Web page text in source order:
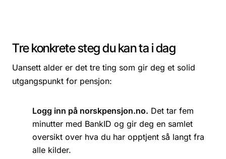
Tre konkrete steg du kan ta i dag
Uansett alder er det tre ting som gir deg et solid
utgangspunkt for pensjon:
Logg inn på norskpensjon.no. Det tar fem
minutter med BankID og gir deg en samlet
oversikt over hva du har opptjent så langt fra
alle kilder.